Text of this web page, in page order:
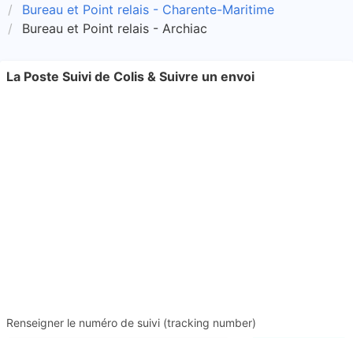
Bureau et Point relais - Charente-Maritime
Bureau et Point relais - Archiac
La Poste Suivi de Colis & Suivre un envoi
Renseigner le numéro de suivi (tracking number)